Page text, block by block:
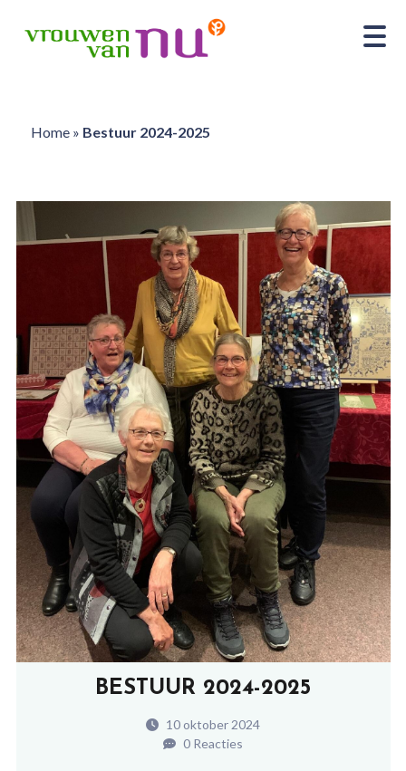
Home» Bestuur 2024-2025
BESTUUR 2024-2025
10 oktober 2024
0 Reacties